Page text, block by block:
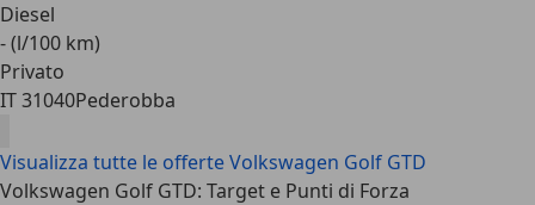
Diesel
- (l/100 km)
Privato
IT 31040Pederobba
Visualizza tutte le offerte Volkswagen Golf GTD
Volkswagen Golf GTD: Target e Punti di Forza